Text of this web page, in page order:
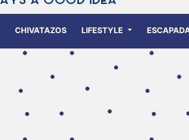
CHIVATAZOS LIFESTYLE